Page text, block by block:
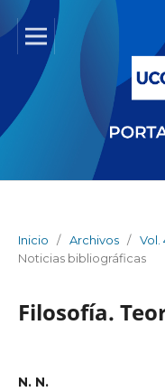
Inicio / Archivos / Vol.
Noticias bibliográficas
Filosofía.
N. N.